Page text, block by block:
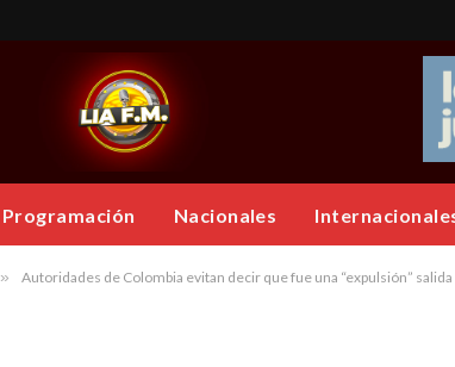
Programación Nacionales
» Autoridades de Colombia evitan decir que fue una “expulsión”